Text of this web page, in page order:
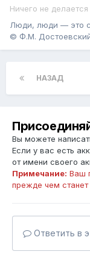
Ничего не
Люди, люди — это
© Ф.М.
НАЗАД
Вы можете
Если у вас есть
от имени своего
Примечание: Ваш
прежде чем
Ответить в